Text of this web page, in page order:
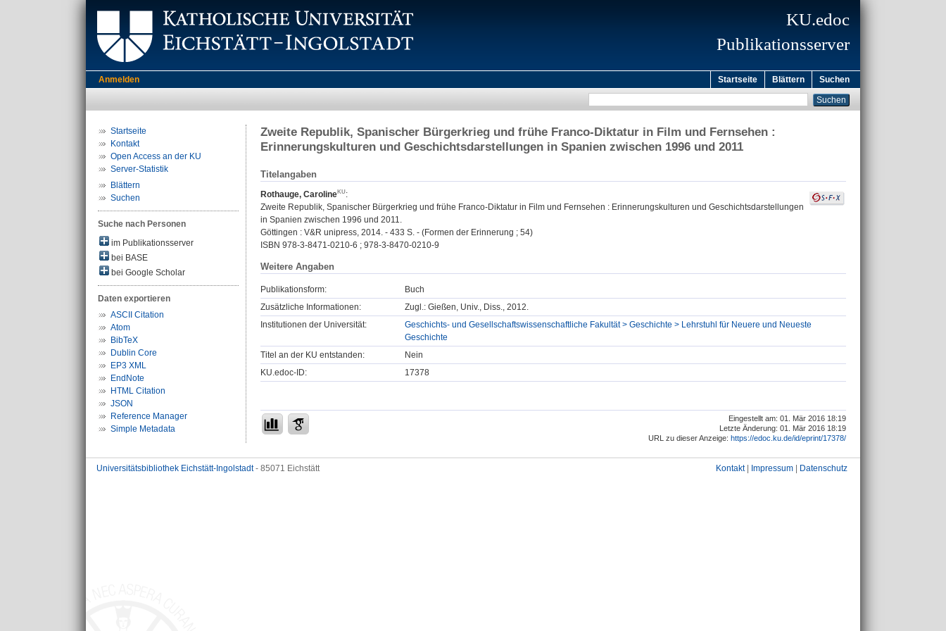
KU.edoc
Publikationsserver
Anmelden Startseite Blättern Suchen
Startseite
Kontakt
Open Access an der KU
Server-Statistik
Blättern
Suchen
Suche nach Personen
im Publikationsserver
bei BASE
bei Google Scholar
Daten exportieren
ASCII Citation
Atom
BibTeX
Dublin Core
EP3 XML
EndNote
HTML Citation
JSON
Reference Manager
Simple Metadata
Zweite Republik, Spanischer Bürgerkrieg und frühe Franco-Diktatur in Film und Fernsehen :
Erinnerungskulturen und Geschichtsdarstellungen in Spanien zwischen 1996 und 2011
Titelangaben
Rothauge, Caroline
:
Zweite Republik, Spanischer Bürgerkrieg und frühe Franco-Diktatur in Film und Fernsehen : Erinnerungskulturen und Geschichtsdarstellungen
in Spanien zwischen 1996 und 2011.
Göttingen : V&R unipress, 2014. - 433 S. - (Formen der Erinnerung ; 54)
ISBN 978-3-8471-0210-6 ; 978-3-8470-0210-9
Weitere Angaben
Publikationsform:
Buch
Zusätzliche Informationen:
Zugl.: Gießen, Univ., Diss., 2012.
Institutionen der Universität:
Geschichts- und Gesellschaftswissenschaftliche Fakultät > Geschichte > Lehrstuhl für Neuere und Neueste
Geschichte
Titel an der KU entstanden:
Nein
KU.edoc-ID:
17378
Eingestellt am: 01. Mär 2016 18:19
Letzte Änderung: 01. Mär 2016 18:19
URL zu dieser Anzeige: https://edoc.ku.de/id/eprint/17378/
Universitätsbibliothek Eichstätt-Ingolstadt- 85071 Eichstätt Kontakt| Impressum Datenschutz